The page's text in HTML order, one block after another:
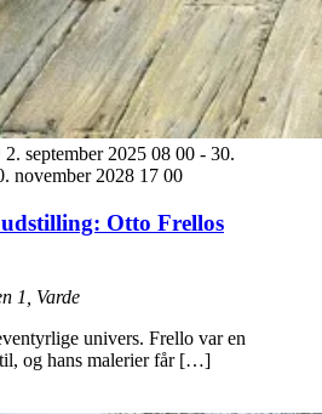
september 2025 08 00 - 30.
november 2028 17 00
Otto Frellos
1, Varde
univers. Frello var en
og hans malerier får […]